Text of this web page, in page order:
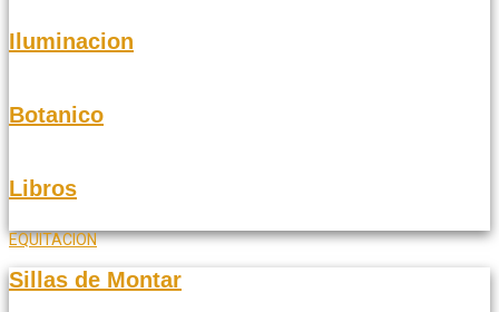
Iluminacion
Botanico
Libros
EQUITACION
Sillas de Montar